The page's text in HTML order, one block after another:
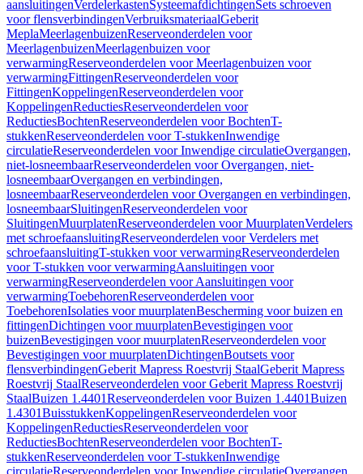
aansluitingenVerdelerkastenSysteemafdichtingenSets schroeven
voor flensverbindingenVerbruiksmateriaalGeberit
MeplaMeerlagenbuizenReserveonderdelen voor
MeerlagenbuizenMeerlagenbuizen voor
verwarmingReserveonderdelen voor Meerlagenbuizen voor
verwarmingFittingenReserveonderdelen voor
FittingenKoppelingenReserveonderdelen voor
KoppelingenReductiesReserveonderdelen voor
ReductiesBochtenReserveonderdelen voor BochtenT-
stukkenReserveonderdelen voor T-stukkenInwendige
circulatieReserveonderdelen voor Inwendige circulatieOvergangen,
niet-losneembaarReserveonderdelen voor Overgangen, niet-
losneembaarOvergangen en verbindingen,
losneembaarReserveonderdelen voor Overgangen en verbindingen,
losneembaarSluitingenReserveonderdelen voor
SluitingenMuurplatenReserveonderdelen voor MuurplatenVerdelers
met schroefaansluitingReserveonderdelen voor Verdelers met
schroefaansluitingT-stukken voor verwarmingReserveonderdelen
voor T-stukken voor verwarmingAansluitingen voor
verwarmingReserveonderdelen voor Aansluitingen voor
verwarmingToebehorenReserveonderdelen voor
ToebehorenIsolaties voor muurplatenBescherming voor buizen en
fittingenDichtingen voor muurplatenBevestigingen voor
buizenBevestigingen voor muurplatenReserveonderdelen voor
Bevestigingen voor muurplatenDichtingenBoutsets voor
flensverbindingenGeberit Mapress Roestvrij StaalGeberit Mapress
Roestvrij StaalReserveonderdelen voor Geberit Mapress Roestvrij
StaalBuizen 1.4401Reserveonderdelen voor Buizen 1.4401Buizen
1.4301BuisstukkenKoppelingenReserveonderdelen voor
KoppelingenReductiesReserveonderdelen voor
ReductiesBochtenReserveonderdelen voor BochtenT-
stukkenReserveonderdelen voor T-stukkenInwendige
circulatieReserveonderdelen voor Inwendige circulatieOvergangen,